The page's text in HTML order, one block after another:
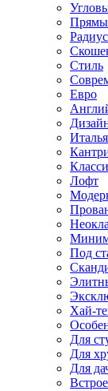
Стиль
Евро
Лофт
Под
Хай-
Для
Для
Для